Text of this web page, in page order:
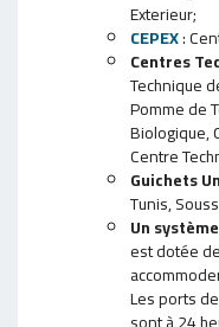
Exterieur;
CEPEX:
Centres
Technique
Pomme de
Biologique,
Centre
Guichets
Tunis,
Un
est dotée
Les ports